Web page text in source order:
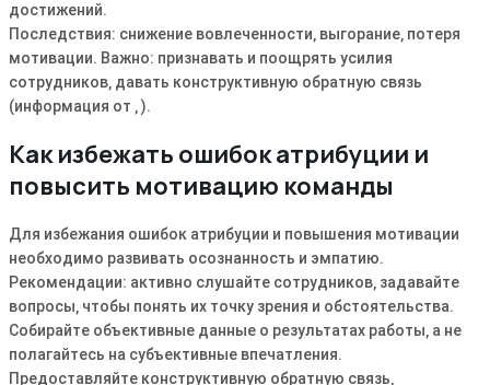
достижений.
Последствия: снижение вовлеченности‚ выгорание‚ потеря
мотивации. Важно: признавать и поощрять усилия
сотрудников‚ давать конструктивную обратную связь
(информация от ‚ ).
Как избежать ошибок атрибуции и
повысить мотивацию команды
Для избежания ошибок атрибуции и повышения мотивации
необходимо развивать осознанность и эмпатию.
Рекомендации: активно слушайте сотрудников‚ задавайте
вопросы‚ чтобы понять их точку зрения и обстоятельства.
Собирайте объективные данные о результатах работы‚ а не
полагайтесь на субъективные впечатления.
Предоставляйте конструктивную обратную связь‚